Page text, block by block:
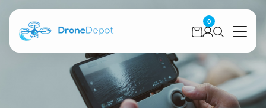
0